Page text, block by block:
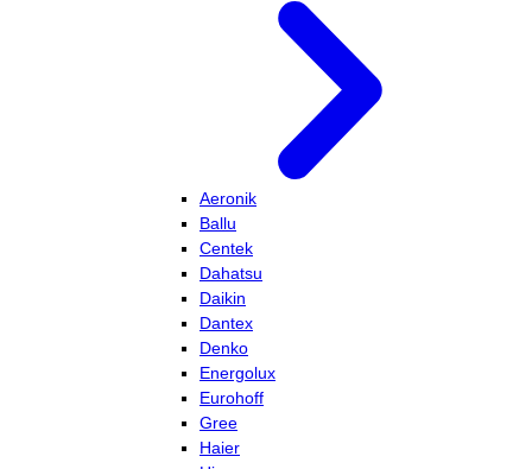
Aeronik
Ballu
Centek
Dahatsu
Daikin
Dantex
Denko
Energolux
Eurohoff
Gree
Haier